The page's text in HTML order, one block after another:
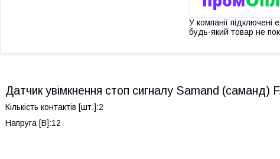
У компанії підключені
будь-який товар не
Датчик увімкнення стоп сигналу Samand (саманд)
Кількість контактів [шт.]:2
Напруга [В]:12